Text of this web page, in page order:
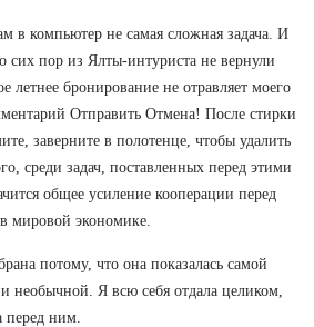
в компьютер не самая сложная задача. И
сих пор из Ялты-интуриста не вернули
летнее бронирование не отравляет моего
Отправить Отмена! После стирки
заверните в полотенце, чтобы удалить
среди задач, поставленных перед этими
общее усиление кооперации перед
мировой экономике.
потому, что она показалась самой
необычной. Я всю себя отдала целиком,
перед ним.